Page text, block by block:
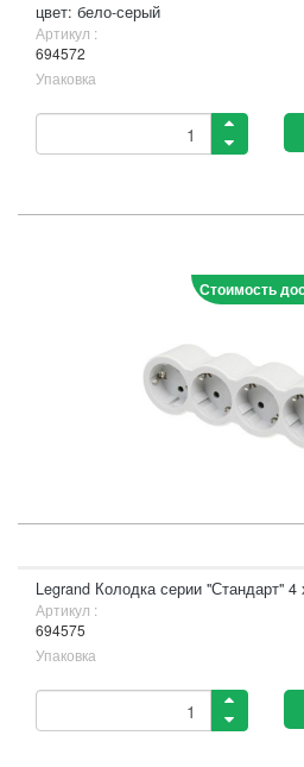
цвет: бело-серый
Артикул :
694572
Упаковка
Стоимость
Legrand Колодка серии "Стандарт"
Артикул :
694575
Упаковка